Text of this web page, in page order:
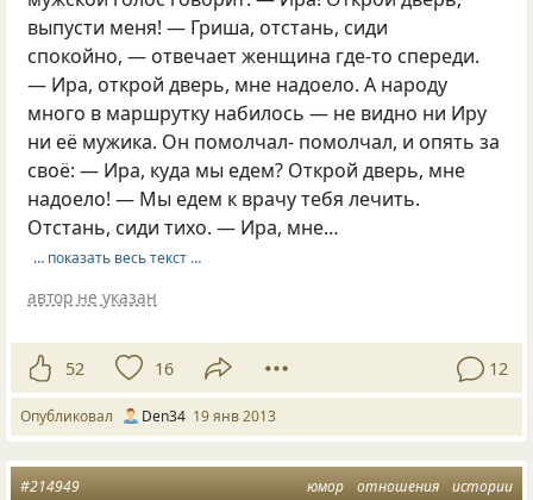
выпусти меня! — Гриша, отстань, сиди
спокойно, — отвечает женщина где-то спереди.
— Ира, открой дверь, мне надоело. А народу
много в маршрутку набилось — не видно ни Иру
ни её мужика. Он помолчал- помолчал, и опять за
своё: — Ира, куда мы едем? Открой дверь, мне
надоело! — Мы едем к врачу тебя лечить.
Отстань, сиди тихо. — Ира, мне…
… показать весь текст …
автор не указан
52 16 12
Опубликовал Den34 19 янв 2013
юмор отношения истории
#214949